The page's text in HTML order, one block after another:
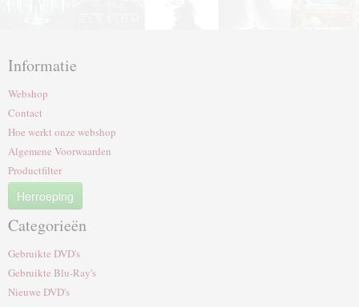
Informatie
Webshop
Contact
Hoe werkt onze webshop
Algemene Voorwaarden
Productfilter
Herroeping
Categorieën
Gebruikte DVD's
Gebruikte Blu-Ray's
Nieuwe DVD's